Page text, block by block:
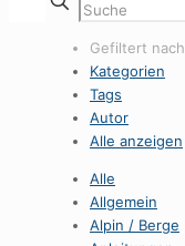
Gefiltert nach
Kategorien
Tags
Autor
Alle anzeigen
Alle
Allgemein
Alpin / Berge